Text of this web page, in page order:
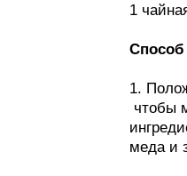
1
Способ
1.
чтобы
меда и